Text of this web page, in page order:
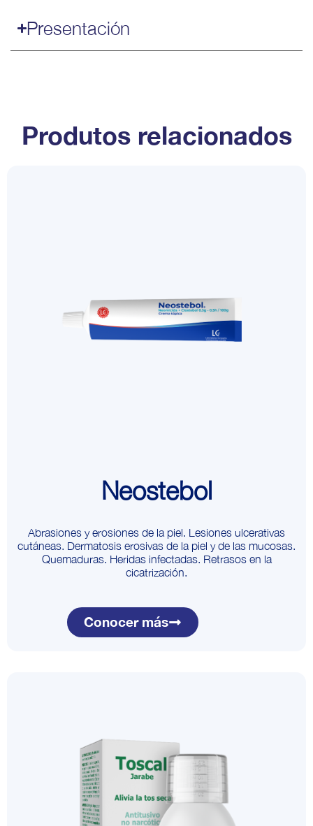
Presentación
Produtos relacionados
Neostebol
Abrasiones y erosiones de la piel. Lesiones ulcerativas
cutáneas. Dermatosis erosivas de la piel y de las mucosas.
Quemaduras. Heridas infectadas. Retrasos en la
cicatrización.
Conocer más